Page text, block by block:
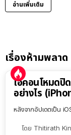
อ่านเพิ่มเติม
เรื่องห้ามพลาด
ไอคอนโหมดปิ
อย่างไร
หลังจากอัปเดตเป็น
โดย Thitirath